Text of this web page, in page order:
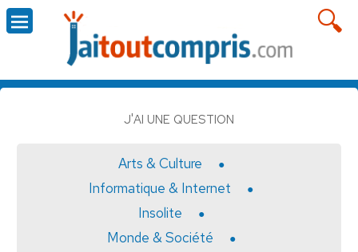
J'AI UNE QUESTION
Arts & Culture
Informatique & Internet
Insolite
Monde & Société